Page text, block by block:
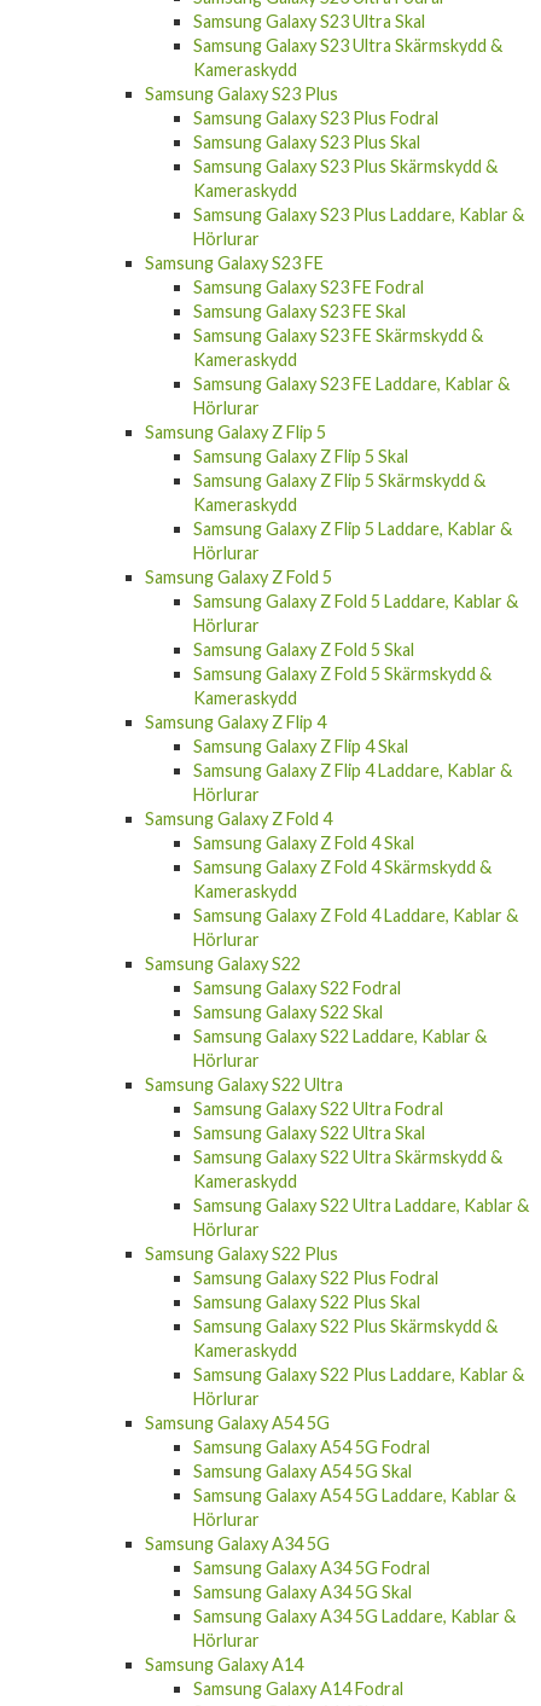
Samsung Galaxy S23 Ultra Skal
Samsung Galaxy S23 Ultra Skärmskydd &
Kameraskydd
Samsung Galaxy S23 Plus
Samsung Galaxy S23 Plus Fodral
Samsung Galaxy S23 Plus Skal
Samsung Galaxy S23 Plus Skärmskydd &
Kameraskydd
Samsung Galaxy S23 Plus Laddare, Kablar &
Hörlurar
Samsung Galaxy S23 FE
Samsung Galaxy S23 FE Fodral
Samsung Galaxy S23 FE Skal
Samsung Galaxy S23 FE Skärmskydd &
Kameraskydd
Samsung Galaxy S23 FE Laddare, Kablar &
Hörlurar
Samsung Galaxy Z Flip 5
Samsung Galaxy Z Flip 5 Skal
Samsung Galaxy Z Flip 5 Skärmskydd &
Kameraskydd
Samsung Galaxy Z Flip 5 Laddare, Kablar &
Hörlurar
Samsung Galaxy Z Fold 5
Samsung Galaxy Z Fold 5 Laddare, Kablar &
Hörlurar
Samsung Galaxy Z Fold 5 Skal
Samsung Galaxy Z Fold 5 Skärmskydd &
Kameraskydd
Samsung Galaxy Z Flip 4
Samsung Galaxy Z Flip 4 Skal
Samsung Galaxy Z Flip 4 Laddare, Kablar &
Hörlurar
Samsung Galaxy Z Fold 4
Samsung Galaxy Z Fold 4 Skal
Samsung Galaxy Z Fold 4 Skärmskydd &
Kameraskydd
Samsung Galaxy Z Fold 4 Laddare, Kablar &
Hörlurar
Samsung Galaxy S22
Samsung Galaxy S22 Fodral
Samsung Galaxy S22 Skal
Samsung Galaxy S22 Laddare, Kablar &
Hörlurar
Samsung Galaxy S22 Ultra
Samsung Galaxy S22 Ultra Fodral
Samsung Galaxy S22 Ultra Skal
Samsung Galaxy S22 Ultra Skärmskydd &
Kameraskydd
Samsung Galaxy S22 Ultra Laddare, Kablar &
Hörlurar
Samsung Galaxy S22 Plus
Samsung Galaxy S22 Plus Fodral
Samsung Galaxy S22 Plus Skal
Samsung Galaxy S22 Plus Skärmskydd &
Kameraskydd
Samsung Galaxy S22 Plus Laddare, Kablar &
Hörlurar
Samsung Galaxy A54 5G
Samsung Galaxy A54 5G Fodral
Samsung Galaxy A54 5G Skal
Samsung Galaxy A54 5G Laddare, Kablar &
Hörlurar
Samsung Galaxy A34 5G
Samsung Galaxy A34 5G Fodral
Samsung Galaxy A34 5G Skal
Samsung Galaxy A34 5G Laddare, Kablar &
Hörlurar
Samsung Galaxy A14
Samsung Galaxy A14 Fodral